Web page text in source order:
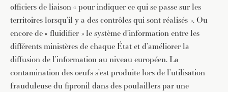
officiers de liaison « pour indiquer ce qui se passe sur les
territoires lorsqu’il y a des contrôles qui sont réalisés ». Ou
encore de « fluidifier » le système d’information entre les
différents ministères de chaque État et d’améliorer la
diffusion de l’information au niveau européen. La
contamination des oeufs s’est produite lors de l’utilisation
frauduleuse du fipronil dans des poulaillers par une